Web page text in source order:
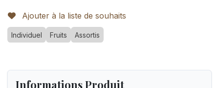
Ajouter à la liste de souhaits
Individuel Fruits Assortis
Informations Produit